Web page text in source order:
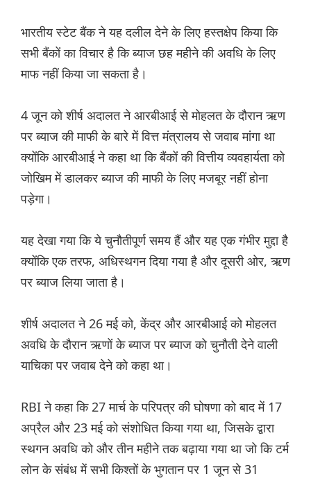
भारतीय स्टेट बैंक ने यह दलील देने के लिए हस्तक्षेप किया कि
सभी बैंकों का विचार है कि ब्याज छह महीने की अवधि के लिए
माफ नहीं किया जा सकता है।
4 जून को शीर्ष अदालत ने आरबीआई से मोहलत के दौरान ऋण
पर ब्याज की माफी के बारे में वित्त मंत्रालय से जवाब मांगा था
क्योंकि आरबीआई ने कहा था कि बैंकों की वित्तीय व्यवहार्यता को
जोखिम में डालकर ब्याज की माफी के लिए मजबूर नहीं होना
पड़ेगा।
यह देखा गया कि ये चुनौतीपूर्ण समय हैं और यह एक गंभीर मुद्दा है
क्योंकि एक तरफ, अधिस्थगन दिया गया है और दूसरी ओर, ऋण
पर ब्याज लिया जाता है।
शीर्ष अदालत ने 26 मई को, केंद्र और आरबीआई को मोहलत
अवधि के दौरान ऋणों के ब्याज पर ब्याज को चुनौती देने वाली
याचिका पर जवाब देने को कहा था।
RBI ने कहा कि 27 मार्च के परिपत्र की घोषणा को बाद में 17
अप्रैल और 23 मई को संशोधित किया गया था, जिसके द्वारा
स्थगन अवधि को और तीन महीने तक बढ़ाया गया था जो कि टर्म
लोन के संबंध में सभी किश्तों के भुगतान पर 1 जून से 31